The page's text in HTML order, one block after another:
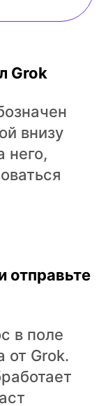
Grok
внизу
него,
отправьте
в поле
от Grok.